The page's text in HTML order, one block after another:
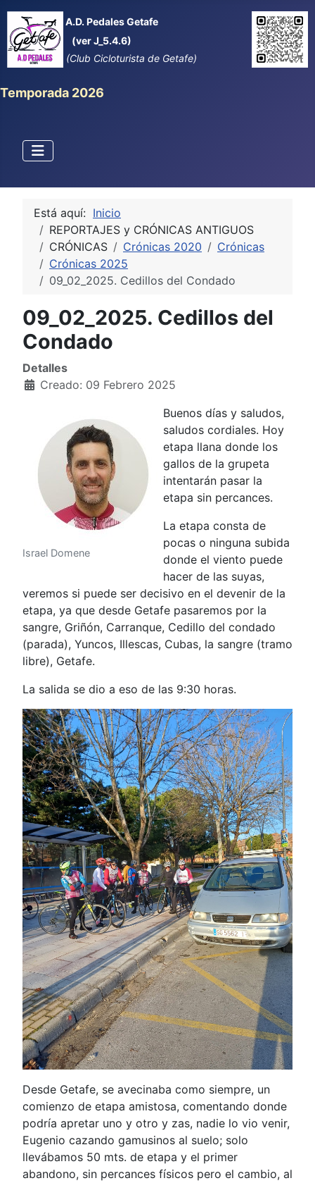
A.D. Pedales Getafe
(ver J_5.4.6)
(Club Cicloturista de Getafe)
Temporada 2026
Está aquí: Inicio
REPORTAJES y CRÓNICAS ANTIGUOS
CRÓNICAS
Crónicas 2020
Crónicas
Crónicas 2025
09_02_2025. Cedillos del Condado
09_02_2025. Cedillos del
Condado
Detalles
Creado: 09 Febrero 2025
Israel Domene
Buenos días y saludos,
saludos cordiales. Hoy
etapa llana donde los
gallos de la grupeta
intentarán pasar la
etapa sin percances.
La etapa consta de
pocas o ninguna subida
donde el viento puede
hacer de las suyas,
veremos si puede ser decisivo en el devenir de la
etapa, ya que desde Getafe pasaremos por la
sangre, Griñón, Carranque, Cedillo del condado
(parada), Yuncos, Illescas, Cubas, la sangre (tramo
libre), Getafe.
La salida se dio a eso de las 9:30 horas.
Desde Getafe, se avecinaba como siempre, un
comienzo de etapa amistosa, comentando donde
podría apretar uno y otro y zas, nadie lo vio venir,
Eugenio cazando gamusinos al suelo; solo
llevábamos 50 mts. de etapa y el primer
abandono, sin percances físicos pero el cambio, al